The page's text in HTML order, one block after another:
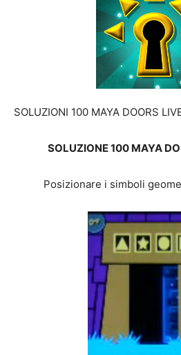
SOLUZIONI 100 MAYA DOORS
SOLUZIONE 100 MAYA
Posizionare i simboli